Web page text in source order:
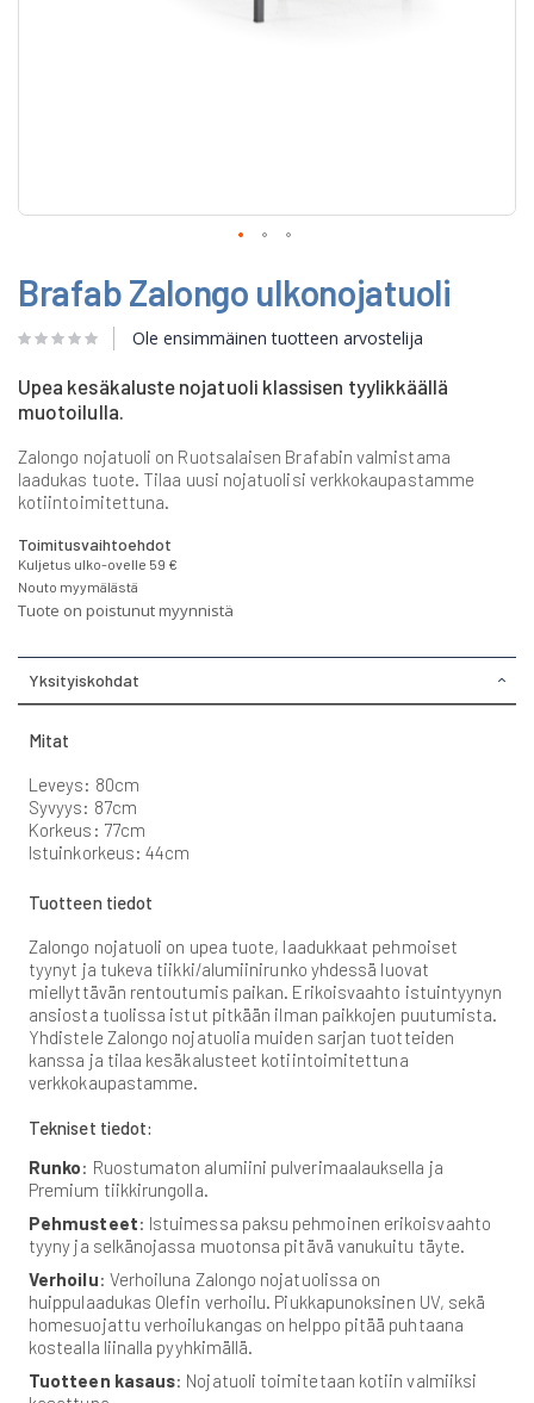
to
the
beginning
of
images
gallery
Brafab Zalongo ulkonojatuoli
Ole ensimmäinen tuotteen arvostelija
Upea kesäkaluste nojatuoli klassisen tyylikkäällä
muotoilulla.
Zalongo nojatuoli on Ruotsalaisen Brafabin valmistama
laadukas tuote. Tilaa uusi nojatuolisi verkkokaupastamme
kotiintoimitettuna.
Toimitusvaihtoehdot
Kuljetus ulko-ovelle 59 €
Nouto myymälästä
Tuote on poistunut myynnistä
Yksityiskohdat
Mitat
Leveys: 80cm
Syvyys: 87cm
Korkeus: 77cm
Istuinkorkeus: 44cm
Tuotteen tiedot
Zalongo nojatuoli on upea tuote, laadukkaat pehmoiset
tyynyt ja tukeva tiikki/alumiinirunko yhdessä luovat
miellyttävän rentoutumis paikan. Erikoisvaahto istuintyynyn
ansiosta tuolissa istut pitkään ilman paikkojen puutumista.
Yhdistele Zalongo nojatuolia muiden sarjan tuotteiden
kanssa ja tilaa kesäkalusteet kotiintoimitettuna
verkkokaupastamme.
Tekniset tiedot:
Runko: Ruostumaton alumiini pulverimaalauksella ja
Premium tiikkirungolla.
Pehmusteet: Istuimessa paksu pehmoinen erikoisvaahto
tyyny ja selkänojassa muotonsa pitävä vanukuitu täyte.
Verhoilu: Verhoiluna Zalongo nojatuolissa on
huippulaadukas Olefin verhoilu. Piukkapunoksinen UV, sekä
homesuojattu verhoilukangas on helppo pitää puhtaana
kostealla liinalla pyyhkimällä.
Tuotteen kasaus: Nojatuoli toimitetaan kotiin valmiiksi